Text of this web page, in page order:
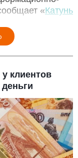
«Катунь
клиентов